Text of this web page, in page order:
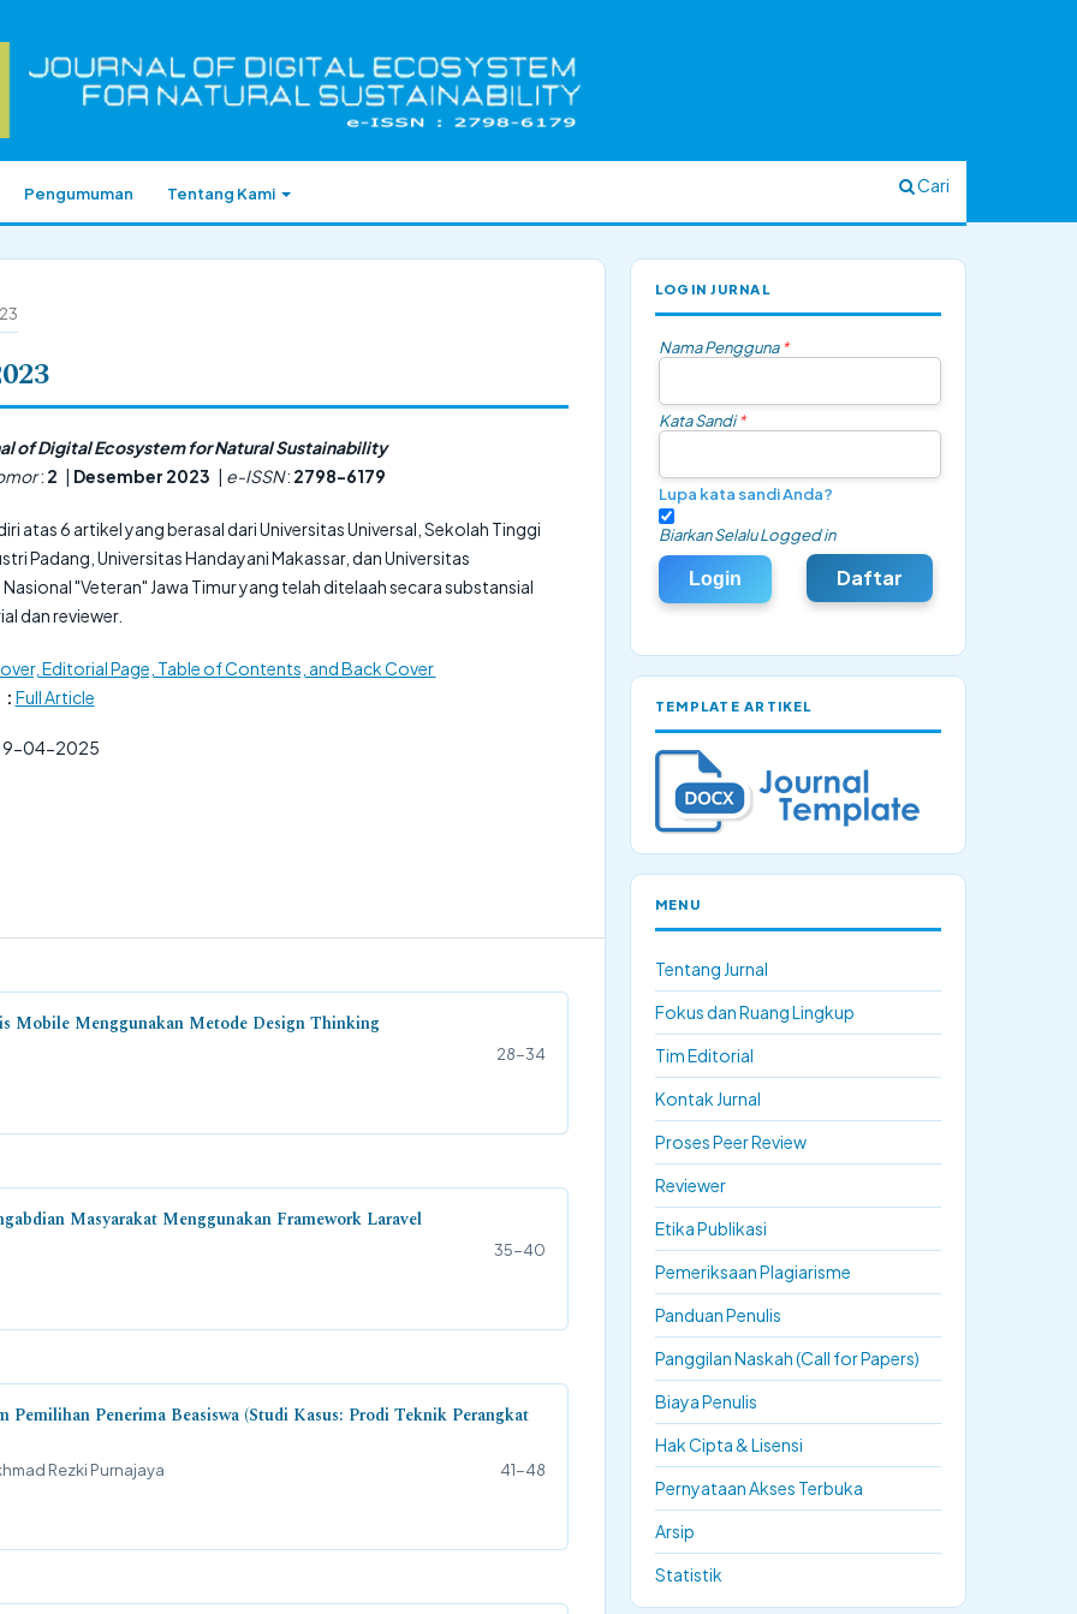
Pengumuman Tentang Kami Cari
of Digital Ecosystem for Natural Sustainability
: 2 | Desember 2023 | e-ISSN: 2798-6179
atas 6 artikel yang berasal dari Universitas Universal, Sekolah Tinggi
Padang, Universitas Handayani Makassar, dan Universitas
"Veteran" Jawa Timur yang telah ditelaah secara substansial
dan reviewer.
Editorial Page, Table of Contents, and Back Cover
: Full Article
04-2025
Mobile Menggunakan Metode Design Thinking
28-34
Masyarakat Menggunakan Framework Laravel
35-40
Penerima Beasiswa (Studi Kasus: Prodi Teknik Perangkat
Rezki Purnajaya 41-48
LOGIN JURNAL
Nama Pengguna*
Kata Sandi*
Lupa kata sandi Anda?
Biarkan Selalu Logged in
Login Daftar
TEMPLATE ARTIKEL
MENU
Tentang Jurnal
Fokus dan Ruang Lingkup
Tim Editorial
Kontak Jurnal
Proses Peer Review
Reviewer
Etika Publikasi
Pemeriksaan Plagiarisme
Panduan Penulis
Panggilan Naskah (Call for Papers)
Biaya Penulis
Hak Cipta & Lisensi
Pernyataan Akses Terbuka
Arsip
Statistik